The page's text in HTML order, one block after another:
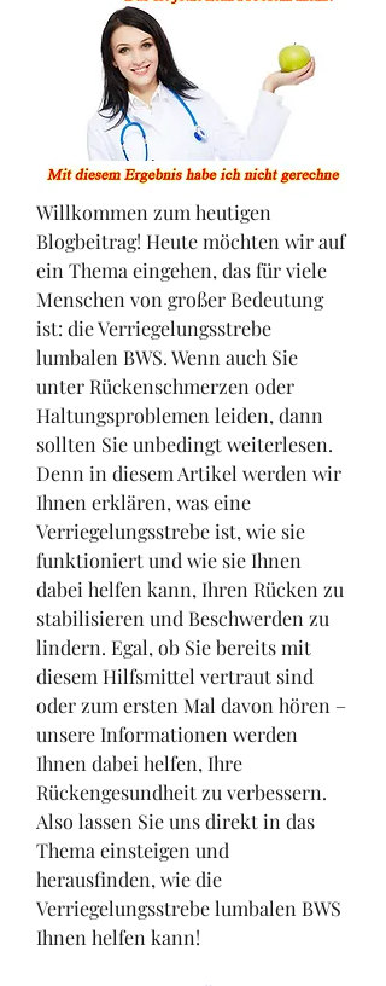
Willkommen zum heutigen
Blogbeitrag! Heute möchten wir auf
ein Thema eingehen, das für viele
Menschen von großer Bedeutung
ist: die Verriegelungsstrebe
lumbalen BWS. Wenn auch Sie
unter Rückenschmerzen oder
Haltungsproblemen leiden, dann
sollten Sie unbedingt weiterlesen.
Denn in diesem Artikel werden wir
Ihnen erklären, was eine
Verriegelungsstrebe ist, wie sie
funktioniert und wie sie Ihnen
dabei helfen kann, Ihren Rücken zu
stabilisieren und Beschwerden zu
lindern. Egal, ob Sie bereits mit
diesem Hilfsmittel vertraut sind
oder zum ersten Mal davon hören –
unsere Informationen werden
Ihnen dabei helfen, Ihre
Rückengesundheit zu verbessern.
Also lassen Sie uns direkt in das
Thema einsteigen und
herausfinden, wie die
Verriegelungsstrebe lumbalen BWS
Ihnen helfen kann!